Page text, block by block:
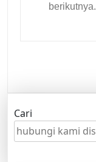
berikutnya.
Cari